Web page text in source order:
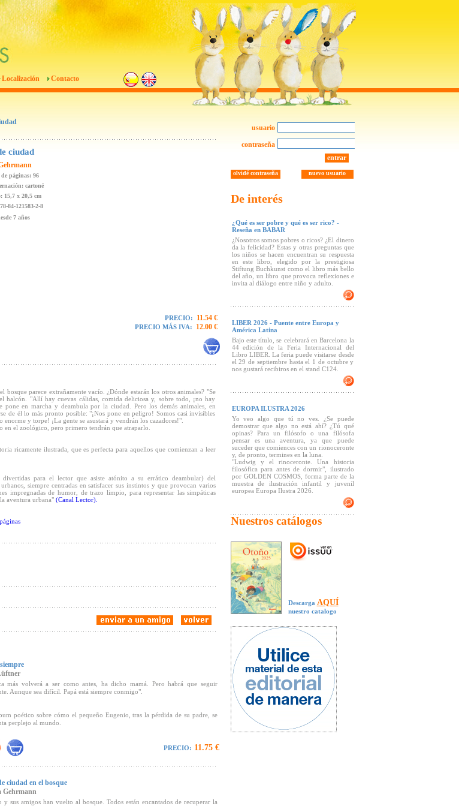
Localización Contacto
ciudad
páginas: 96
cartoné
15,7 x 20,5 cm
84-121583-2-8
7 años
PRECIO: 11.54 €
PRECIO MÁS IVA: 12.00 €
bosque parece extrañamente vacío. ¿Dónde estarán los otros animales? "Se
halcón. "Allí hay cuevas cálidas, comida deliciosa y, sobre todo, ¡no hay
pone en marcha y deambula por la ciudad. Pero los demás animales, en
de él lo más pronto posible: "¡Nos pone en peligro! Somos casi invisibles
enorme y torpe! ¡La gente se asustará y vendrán los cazadores!".
en el zoológico, pero primero tendrán que atraparlo.
ricamente ilustrada, que es perfecta para aquellos que comienzan a leer
para el lector que asiste atónito a su errático deambular) del
siempre centradas en satisfacer sus instintos y que provocan varios
impregnadas de humor, de trazo limpio, para representar las simpáticas
aventura urbana" (Canal Lector).
más volverá a ser como antes, ha dicho mamá. Pero habrá que seguir
Aunque sea difícil. Papá está siempre conmigo".
poético sobre cómo el pequeño Eugenio, tras la pérdida de su padre, se
perplejo al mundo.
por la Fundación Leer con el Leipziger
enternecedor libro ilustrado es una gran obra maestra (BuchMarkt, revista
PRECIO: 11.75 €
ciudad en el bosque
Gehrmann
y sus amigos han vuelto al bosque. Todos están encantados de recuperar la
usuario
contraseña
entrar
nuevo usuario
olvidé contraseña
De interés
¿Qué es ser pobre y qué es ser rico? -
Reseña en BABAR
¿Nosotros somos pobres o ricos? ¿El dinero
da la felicidad? Estas y otras preguntas que
los niños se hacen encuentran su respuesta
en este libro, elegido por la prestigiosa
Stiftung Buchkunst como el libro más bello
del año, un libro que provoca reflexiones e
invita al diálogo entre niño y adulto.
LIBER 2026 - Puente entre Europa y
América Latina
Bajo este título, se celebrará en Barcelona la
44 edición de la Feria Internacional del
Libro LIBER. La feria puede visitarse desde
el 29 de septiembre hasta el 1 de octubre y
nos gustará recibiros en el stand C124.
EUROPA ILUSTRA 2026
Yo veo algo que tú no ves. ¿Se puede
demostrar que algo no está ahí? ¿Tú qué
opinas? Para un filósofo o una filósofa
pensar es una aventura, ya que puede
suceder que comiences con un rionoceronte
y, de pronto, termines en la luna.
"Ludwig y el rinoceronte. Una historia
filosófica para antes de dormir", ilustrado
por GOLDEN COSMOS, forma parte de la
muestra de ilustración infantil y juvenil
europea Europa Ilustra 2026.
Nuestros catálogos
Descarga AQUÍ
nuestro catalogo